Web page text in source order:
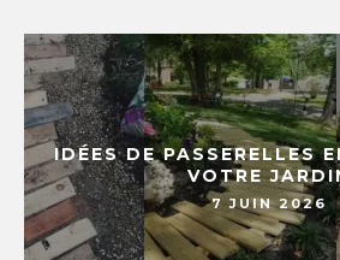
IDÉES DE PASSERELLES
VOTRE
7 JUIN 2026